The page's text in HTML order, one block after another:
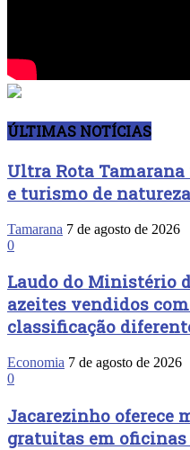
ÚLTIMAS NOTÍCIAS
Ultra Rota
e turismo de
Tamarana 7 de agosto de 2026
0
Laudo do Ministério
azeites vendidos
classificação
Economia 7 de agosto de 2026
0
Jacarezinho oferece
gratuitas em